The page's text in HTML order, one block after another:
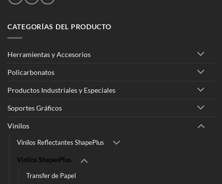
CATEGORÍAS DEL PRODUCTO
Herramientas y Accesorios
Policarbonatos
Productos Industriales y Especiales
Soportes Gráficos
Vinilos
Vinilos Reflectantes ShapePlus
Vinilos ShapesPlus
Transfer de Papel